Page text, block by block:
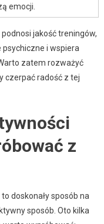
emocji.
jakość treningów,
psychiczne i wspiera
zatem rozważyć
czerpać radość z tej
z
doskonały sposób na
sposób. Oto kilka